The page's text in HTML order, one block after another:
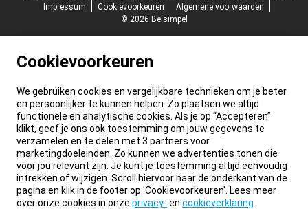
Impressum
Cookievoorkeuren
Algemene voorwaarden
© 2026 Belsimpel
Cookievoorkeuren
We gebruiken cookies en vergelijkbare technieken om je beter
en persoonlijker te kunnen helpen. Zo plaatsen we altijd
functionele en analytische cookies. Als je op “Accepteren”
klikt, geef je ons ook toestemming om jouw gegevens te
verzamelen en te delen met 3 partners voor
marketingdoeleinden. Zo kunnen we advertenties tonen die
voor jou relevant zijn. Je kunt je toestemming altijd eenvoudig
intrekken of wijzigen. Scroll hiervoor naar de onderkant van de
pagina en klik in de footer op 'Cookievoorkeuren'. Lees meer
over onze cookies in onze privacy- en cookieverklaring